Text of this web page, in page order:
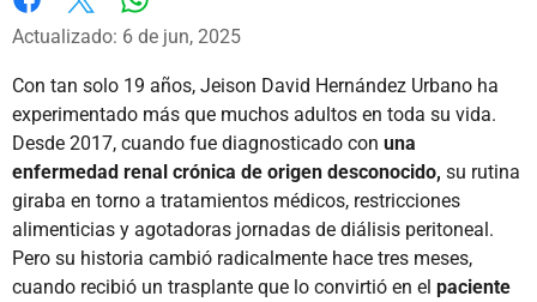
Facebook
X
Actualizado: 6 de jun, 2025
Con tan solo 19 años, Jeison David Hernández Urbano ha
experimentado más que muchos adultos en toda su vida.
Desde 2017, cuando fue diagnosticado con una
enfermedad renal crónica de origen desconocido, su rutina
giraba en torno a tratamientos médicos, restricciones
alimenticias y agotadoras jornadas de diálisis peritoneal.
Pero su historia cambió radicalmente hace tres meses,
cuando recibió un trasplante que lo convirtió en el paciente